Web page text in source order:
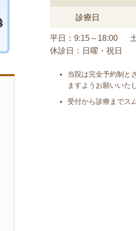
診療日
平日 ： 9:15～18:00
休診日：日曜・祝日
当院は完全予約制と
ますようお願いいた
受付から診療までス